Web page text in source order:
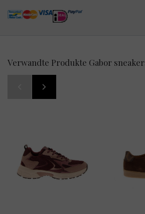
Verwandte Produkte Gabor